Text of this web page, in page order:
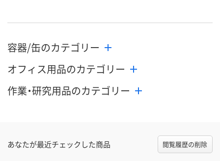
容器/缶のカテゴリー
オフィス用品のカテゴリー
作業・研究用品のカテゴリー
あなたが最近チェックした商品 閲覧履歴の削除